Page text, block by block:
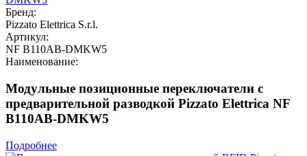
Бренд:
Pizzato Elettrica S.r.l.
Артикул:
NF B110AB-DMKW5
Наименование:
Модульные позиционные переключатели с
предварительной разводкой Pizzato Elettrica NF
B110AB-DMKW5
Подробнее